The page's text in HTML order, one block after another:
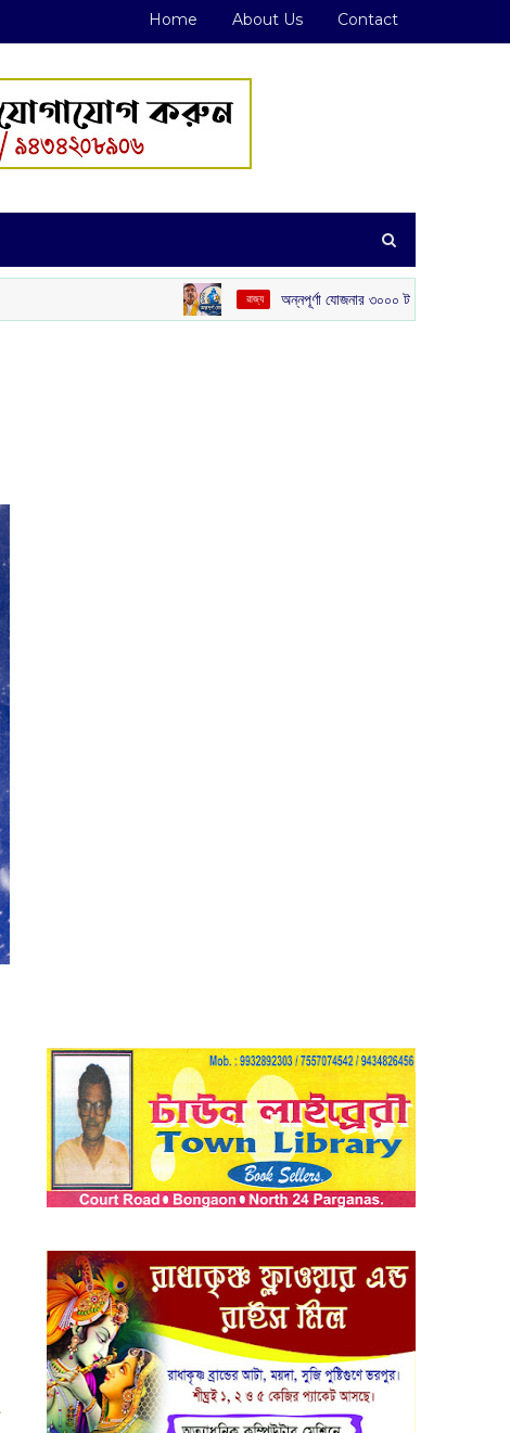
Home About Us Contact
‌ রাজ্য অন্নপূর্ণা যোজনার ৩০০০ টাকা দেওয়া নিয়ে বড় ঘোষণা